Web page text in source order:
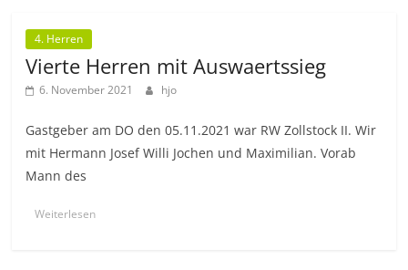
4. Herren
Vierte Herren mit Auswaertssieg
6. November 2021 hjo
Gastgeber am DO den 05.11.2021 war RW Zollstock II. Wir
mit Hermann Josef Willi Jochen und Maximilian. Vorab
Mann des
Weiterlesen